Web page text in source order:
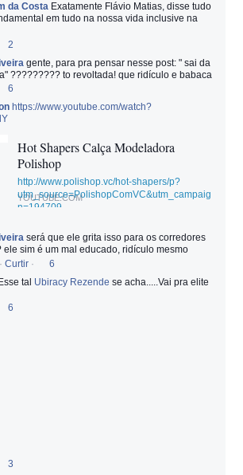
da Costa Exatamente Flávio Matias, disse tudo
em tudo na nossa vida inclusive na
2
gente, para pra pensar nesse post: " sai da
????????? to revoltada! que ridículo e babaca
6
https://www.youtube.com/watch?
Hot Shapers Calça Modeladora
Polishop
http://www.polishop.vc/hot-shapers/p?
utm_source=PolishopComVC&utm_campaig
n=194709
YOUTUBE.COM
será que ele grita isso para os corredores
ele sim é um mal educado, ridículo mesmo
· Curtir ·
6
tal Ubiracy Rezende se acha.....Vai pra elite
6
3